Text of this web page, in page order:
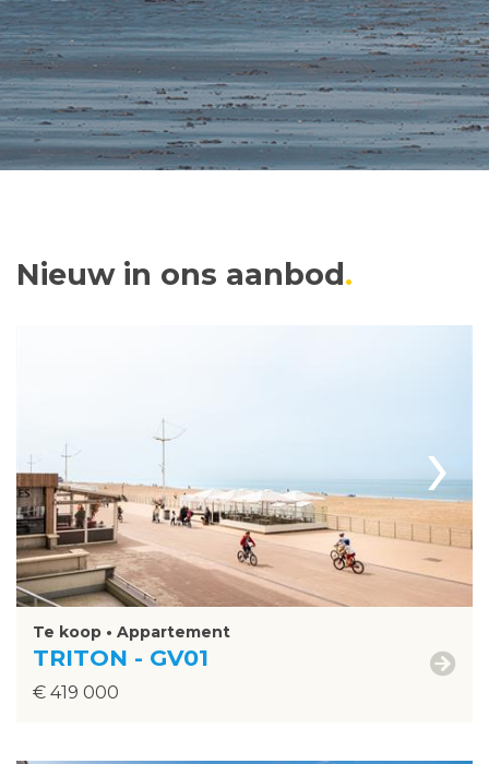
Nieuw in ons aanbod
›
Te koop • Appartement
TRITON - GV01
€ 419 000